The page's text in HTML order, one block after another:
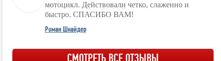
мотоцикл. Действовали четко, слаженно и
быстро. СПАСИБО ВАМ!
Роман Шнайдер
СМОТРЕТЬ ВСЕ ОТЗЫВЫ